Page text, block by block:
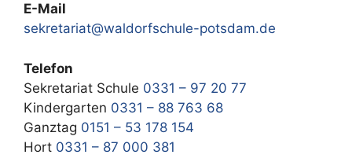
E-Mail
sekretariat@waldorfschule-potsdam.de
Telefon
Sekretariat Schule 0331 – 97 20 77
Kindergarten 0331 – 88 763 68
Ganztag 0151 – 53 178 154
Hort 0331 – 87 000 381